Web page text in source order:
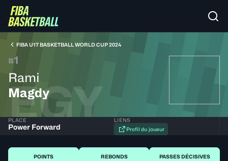
FIBA U17 BASKETBALL WORLD CUP 2024
#1
Rami
Magdy
EGY
PLACE
Power Forward
LIENS
Profil du joueur
POINTS REBONDS PASSES DÉCISIVES